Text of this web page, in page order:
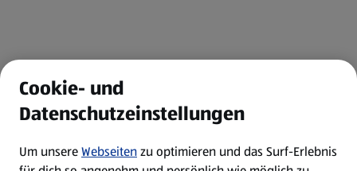
Cookie- und
Datenschutzeinstellungen
Um unsereWebseitenzu optimieren und das Surf-Erlebnis